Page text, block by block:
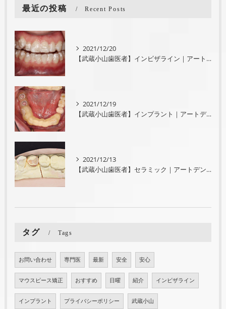
最近の投稿 Recent Posts
2021/12/20
【武蔵小山歯医者】インビザライン｜アートデンタル武蔵小山
2021/12/19
【武蔵小山歯医者】インプラント｜アートデンタル武蔵小山
2021/12/13
【武蔵小山歯医者】セラミック｜アートデンタル武蔵小山
タグ Tags
お問い合わせ 専門医 最新 安全 安心
マウスピース矯正 おすすめ 日曜 紹介 インビザライン
インプラント プライバシーポリシー 武蔵小山